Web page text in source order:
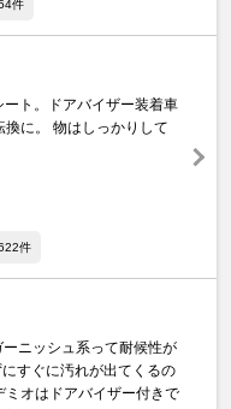
件
ト。ドアバイザー装着車
に。 物はしっかりして
件
ニッシュ系って耐候性が
すぐに汚れが出てくるの
オはドアバイザー付きで